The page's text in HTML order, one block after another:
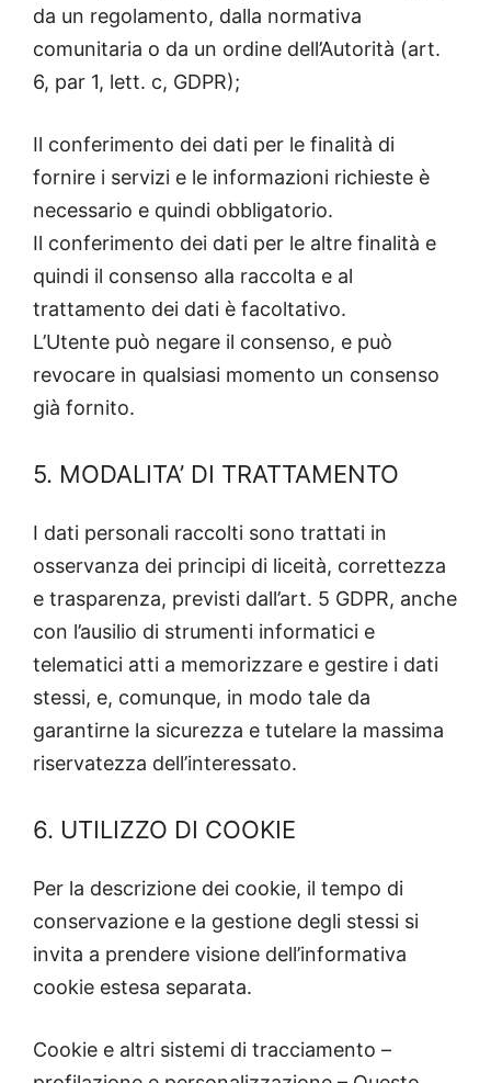
da un regolamento, dalla normativa
comunitaria o da un ordine dell’Autorità (art.
6, par 1, lett. c, GDPR);
Il conferimento dei dati per le finalità di
fornire i servizi e le informazioni richieste è
necessario e quindi obbligatorio.
Il conferimento dei dati per le altre finalità e
quindi il consenso alla raccolta e al
trattamento dei dati è facoltativo.
L’Utente può negare il consenso, e può
revocare in qualsiasi momento un consenso
già fornito.
5. MODALITA’ DI TRATTAMENTO
I dati personali raccolti sono trattati in
osservanza dei principi di liceità, correttezza
e trasparenza, previsti dall’art. 5 GDPR, anche
con l’ausilio di strumenti informatici e
telematici atti a memorizzare e gestire i dati
stessi, e, comunque, in modo tale da
garantirne la sicurezza e tutelare la massima
riservatezza dell’interessato.
6. UTILIZZO DI COOKIE
Per la descrizione dei cookie, il tempo di
conservazione e la gestione degli stessi si
invita a prendere visione dell’informativa
cookie estesa separata.
Cookie e altri sistemi di tracciamento –